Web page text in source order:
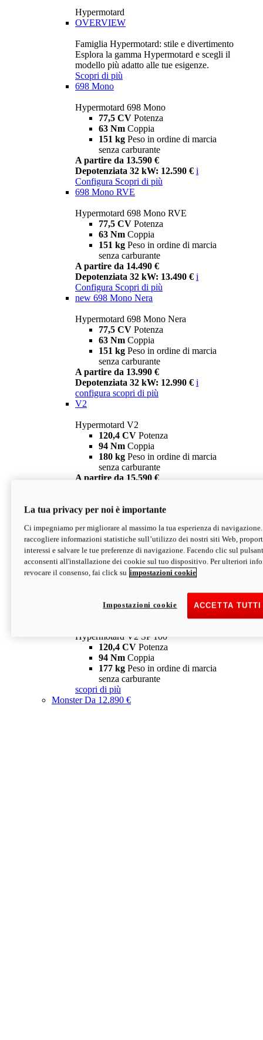
Hypermotard
OVERVIEW
Famiglia Hypermotard: stile e divertimento
Esplora la gamma Hypermotard e scegli il
modello più adatto alle tue esigenze.
Scopri di più
698 Mono
Hypermotard 698 Mono
77,5 CV Potenza
63 Nm Coppia
151 kg Peso in ordine di marcia
senza carburante
A partire da 13.590 €
Depotenziata 32 kW: 12.590 € i
Configura Scopri di più
698 Mono RVE
Hypermotard 698 Mono RVE
77,5 CV Potenza
63 Nm Coppia
151 kg Peso in ordine di marcia
senza carburante
A partire da 14.490 €
Depotenziata 32 kW: 13.490 € i
Configura Scopri di più
new 698 Mono Nera
Hypermotard 698 Mono Nera
77,5 CV Potenza
63 Nm Coppia
151 kg Peso in ordine di marcia
senza carburante
A partire da 13.990 €
Depotenziata 32 kW: 12.990 € i
configura scopri di più
V2
Hypermotard V2
120,4 CV Potenza
94 Nm Coppia
180 kg Peso in ordine di marcia
senza carburante
A partire da 15.590 €
V2 SP
Hypermotard V2 SP
120,4 CVPotenza
94 NmCoppia
177 kgPeso in ordine di marcia
senza carburante
Depotenziata 35 kW: 18.890 € i
configura scopri di più
Hypermotard V2 SP 100
120,4 CV Potenza
94 Nm Coppia
177 kg Peso in ordine di marcia
senza carburante
scopri di più
MonsterDa 12.890 €
La tua privacy per noi è importante
Ci impegniamo per migliorare al massimo la tua esperienza di
raccogliere informazioni statistiche sull’utilizzo dei nostri siti Web,
interessi e salvare le tue preferenze di navigazione. Facendo clic sul
acconsenti all'installazione dei cookie sul tuo dispositivo. Per ulteriori
revocare il consenso, fai click su impostazioni cookie
ACCETTA
Impostazioni cookie